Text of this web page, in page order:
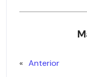
« Anterior